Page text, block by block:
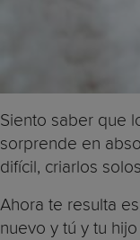
Siento saber que
sorprende en
difícil, criarlos
Ahora te resulta
nuevo y tú y tu